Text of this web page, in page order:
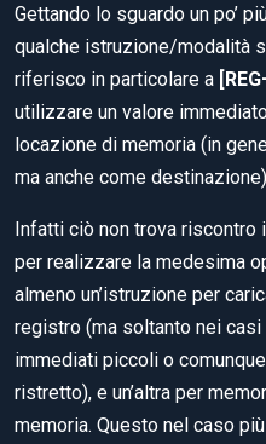
Gettando lo sguardo un po’
qualche istruzione/modalità
riferisco in particolare a
utilizzare un valore
locazione di memoria (in
ma anche come
Infatti ciò non trova riscontro
per realizzare la medesima
almeno un’istruzione per
registro (ma soltanto nei
immediati piccoli o
ristretto), e un’altra per
memoria. Questo nel caso